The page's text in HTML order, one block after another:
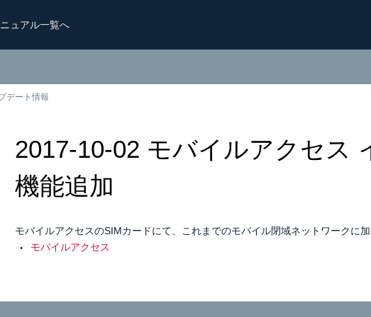
ュアル一覧へ
デート情報
2017-10-02 モバイルアクセス
機能追加
モバイルアクセスのSIMカードにて、これまでのモバイル閉域ネットワークに
モバイルアクセス